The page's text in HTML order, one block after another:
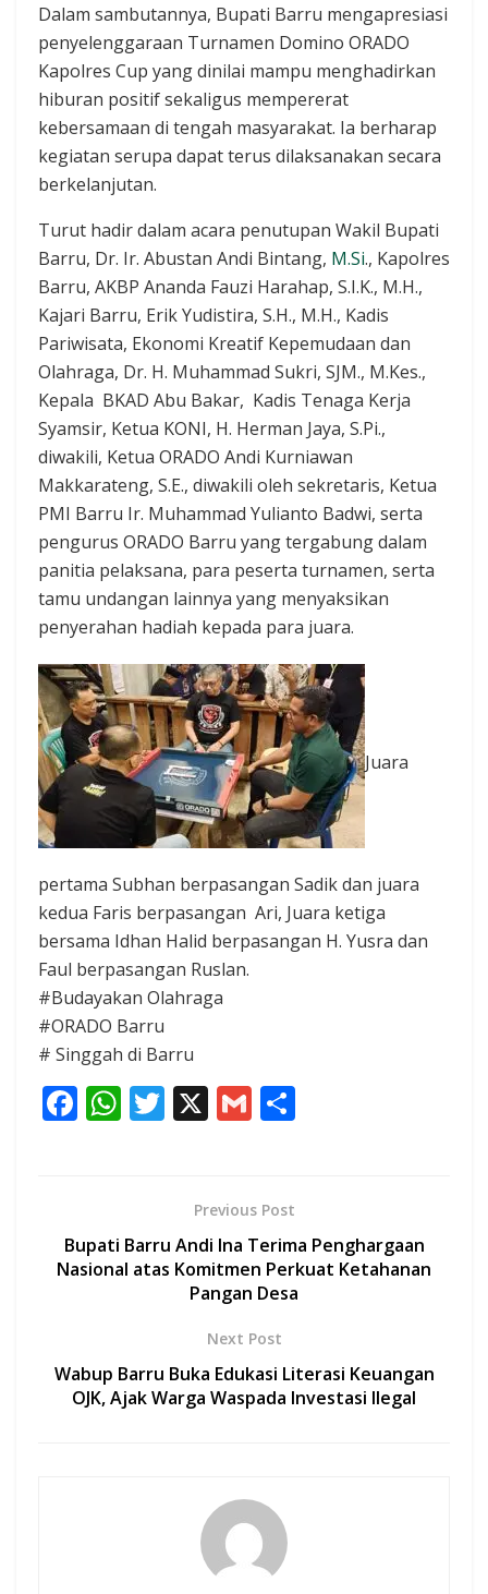
Dalam sambutannya, Bupati Barru mengapresiasi
penyelenggaraan Turnamen Domino ORADO
Kapolres Cup yang dinilai mampu menghadirkan
hiburan positif sekaligus mempererat
kebersamaan di tengah masyarakat. Ia berharap
kegiatan serupa dapat terus dilaksanakan secara
berkelanjutan.
Turut hadir dalam acara penutupan Wakil Bupati
Barru, Dr. Ir. Abustan Andi Bintang, M.Si., Kapolres
Barru, AKBP Ananda Fauzi Harahap, S.I.K., M.H.,
Kajari Barru, Erik Yudistira, S.H., M.H., Kadis
Pariwisata, Ekonomi Kreatif Kepemudaan dan
Olahraga, Dr. H. Muhammad Sukri, SJM., M.Kes.,
Kepala BKAD Abu Bakar, Kadis Tenaga Kerja
Syamsir, Ketua KONI, H. Herman Jaya, S.Pi.,
diwakili, Ketua ORADO Andi Kurniawan
Makkarateng, S.E., diwakili oleh sekretaris, Ketua
PMI Barru Ir. Muhammad Yulianto Badwi, serta
pengurus ORADO Barru yang tergabung dalam
panitia pelaksana, para peserta turnamen, serta
tamu undangan lainnya yang menyaksikan
penyerahan hadiah kepada para juara.
Juara
pertama Subhan berpasangan Sadik dan juara
kedua Faris berpasangan Ari, Juara ketiga
bersama Idhan Halid berpasangan H. Yusra dan
Faul berpasangan Ruslan.
#Budayakan Olahraga
#ORADO Barru
# Singgah di Barru
F
o
o
W
A
p
T
er
X G
l
Previous Post
Bupati Barru Andi Ina Terima Penghargaan
Nasional atas Komitmen Perkuat Ketahanan
Pangan Desa
Next Post
Wabup Barru Buka Edukasi Literasi Keuangan
OJK, Ajak Warga Waspada Investasi Ilegal